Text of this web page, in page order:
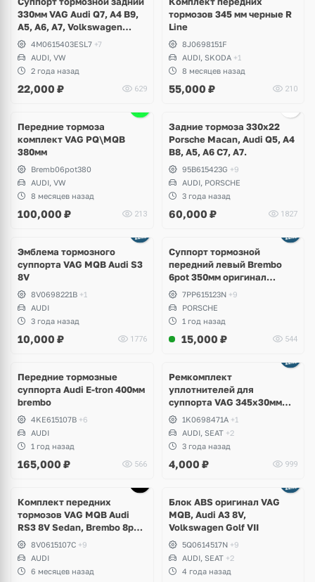
330мм VAG Audi Q7, A4 B9,
A5, A6, A7, Volkswagen
Touareg CR
4M0615403ESL7 +7
AUDI, VW
2 года назад
22,000 ₽ 629
тормозов 345 мм черные R
Line
8J0698151F
AUDI, SKODA +1
8 месяцев назад
55,000 ₽ 210
Передние тормоза
комплект VAG PQ\MQB
380мм
Bremb06pot380
AUDI, VW
8 месяцев назад
100,000 ₽ 213
Задние тормоза 330х22
Porsche Macan, Audi Q5, A4
B8, A5, A6 C7, A7.
95B615423G +9
AUDI, PORSCHE
3 года назад
60,000 ₽ 1827
Эмблема тормозного
суппорта VAG MQB Audi S3
8V
8V0698221B +1
AUDI
3 года назад
10,000 ₽ 1776
Суппорт тормозной
передний левый Brembo
6pot 350мм оригинал
Porsche Cayenne 958,
Panamera 971
7PP615123N +9
PORSCHE
1 год назад
15,000 ₽ 544
Передние тормозные
суппорта Audi E-tron 400мм
brembo
4KE615107B +6
AUDI
1 год назад
165,000 ₽ 566
Ремкомплект
уплотнителей для
суппорта VAG 345x30мм
Audi A3, TT 3.2, S3, TTS,
Volkswagen Eos, Passat B6
3.2, R36, CC 3.6, Golf V R32,
VI R20, Skoda Superb, Seat
Leon Cupra
1K0698471A +1
AUDI, SEAT +2
3 года назад
4,000 ₽ 999
Комплект передних
тормозов VAG MQB Audi
RS3 8V Sedan, Brembo 8pot
370x34
8V0615107C +9
AUDI
6 месяцев назад
Блок ABS оригинал VAG
MQB, Audi A3 8V,
Volkswagen Golf VII
5Q0614517N +9
AUDI, SEAT +2
4 года назад